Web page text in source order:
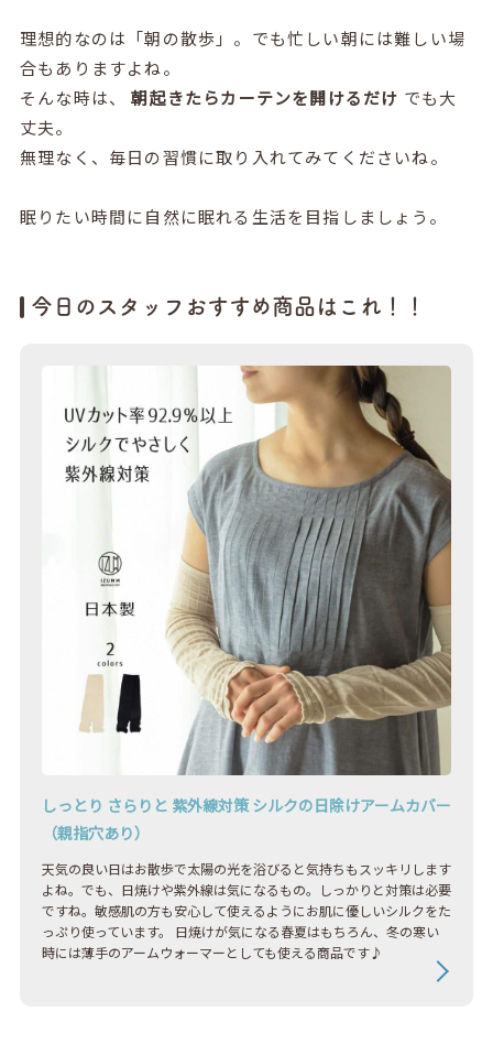
理想的なのは「朝の散歩」。でも忙しい朝には難しい場
合もありますよね。
そんな時は、朝起きたらカーテンを開けるだけ でも大
丈夫。
無理なく、毎日の習慣に取り入れてみてくださいね。
眠りたい時間に自然に眠れる生活を目指しましょう。
今日のスタッフおすすめ商品はこれ！！
しっとり さらりと 紫外線対策 シルクの日除けアームカバー
（親指穴あり）
天気の良い日はお散歩で太陽の光を浴びると気持ちもスッキリします
よね。でも、日焼けや紫外線は気になるもの。しっかりと対策は必要
ですね。敏感肌の方も安心して使えるようにお肌に優しいシルクをた
っぷり使っています。 日焼けが気になる春夏はもちろん、冬の寒い
時には薄手のアームウォーマーとしても使える商品です♪